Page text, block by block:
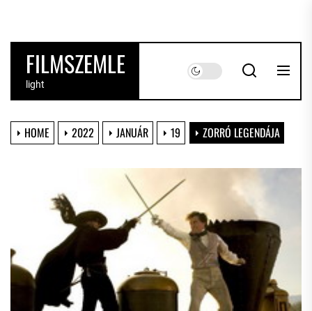
the
contentFILMSZEMLE
light
HOME 2022 JANUÁR 19 ZORRÓ LEGENDÁJA